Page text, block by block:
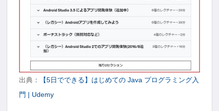
出典：
【5日でできる】はじめての Java プログラミング入
門 | Udemy